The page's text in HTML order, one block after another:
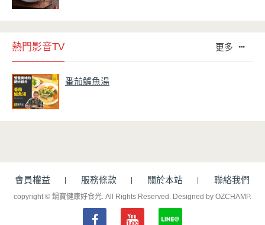
熱門影音TV 更多
番茄鱸魚湯
會員權益 服務條款 關於本站 聯絡我們
copyright © 鍋寶健康好食光. All Rights Reserved. Designed by OZCHAMP.